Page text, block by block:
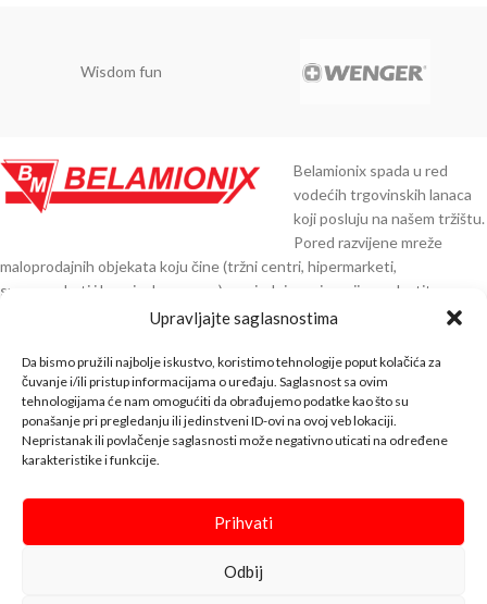
Upravljajte saglasnostima
Da bismo pružili najbolje iskustvo, koristimo tehnologije poput kolačića za
čuvanje i/ili pristup informacijama o uređaju. Saglasnost sa ovim
tehnologijama će nam omogućiti da obrađujemo podatke kao što su
ponašanje pri pregledanju ili jedinstveni ID-ovi na ovoj veb lokaciji.
Nepristanak ili povlačenje saglasnosti može negativno uticati na određene
karakteristike i funkcije.
Prihvati
Odbij
Wisdom fun
Belamionix spada u red
vodećih trgovinskih lanaca
koji posluju na našem tržištu.
Pored razvijene mreže
maloprodajnih objekata koju čine (tržni centri, hipermarketi,
supermarketi i benzinske pumpe), posjedujemo i razvijenu vlastitu
distribuciju preko 30.000 artikala čiji smo direktni uvoznici iz Njemačke,
KNTAKT INFO
BELA SHOP
Bela Shop© 2023 Design with ♥ by